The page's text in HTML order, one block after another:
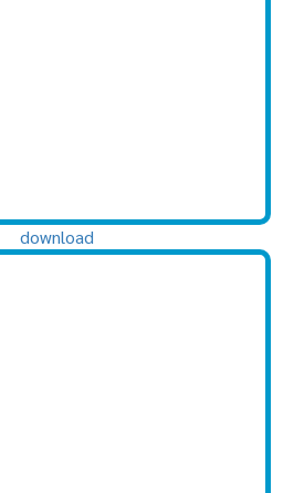
download